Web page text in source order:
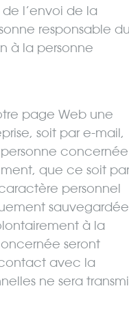
l’envoi de la
responsable du
à la personne
page Web une
soit par e-mail,
concernée
que ce soit par
personnel
à la
seront
avec la
ne sera